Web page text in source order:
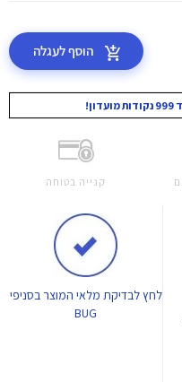
הוסף לעגלה
קנייה בטוחה
לחץלבדיקת מלאי המוצר בסניפי
BUG